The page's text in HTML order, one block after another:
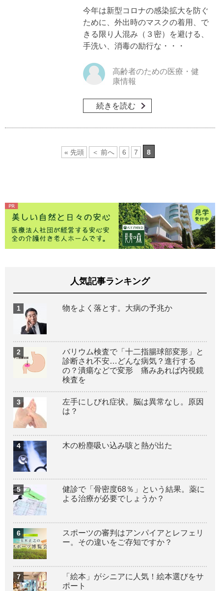
今年は新型コロナの感染拡大を防ぐ
ために、外出時のマスクの着用、で
きる限り人混み（３密）を避ける、
手洗い、消毒の励行な・・・
高齢者のための医療・健
康情報
続きを読む
« 先頭 ＜ 前へ 6 7 8
人気記事ランキング
物をよく落とす。大病の予兆か
バリウム検査で「十二指腸球部変形」と
診断され不安…どんな病気？進行する
の？潰瘍などで変形 痛みあれば内視鏡
検査を
左手にしびれ症状。脳は異常なし。原因
は？
木の粉塵吸い込み咳と熱が出た
健診で「骨密度68％」という結果。薬に
よる治療が必要でしょうか？
スポーツの審判はアンパイアとレフェリ
ー。その違いをご存知ですか？
「絵本」がシニアに人気！絵本選びをサ
ポート